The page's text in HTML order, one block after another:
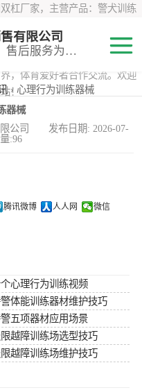
杠厂家，主营产品：警犬训练
军用双杠、军犬训练器材等训
，公司以顾客至上的原则，锐
，体育爱好者合作交流。欢迎
！
有限公司
集研发，生产，销售，售后服务为一体
› 心理行为训练器械
器械
限公司 发布日期: 2026-07-
:96
腾讯微博 人人网 微信
心理行为训练视频
体能训练器材维护技巧
五项器材应用场景
越障训练场选型技巧
越障训练场维护技巧